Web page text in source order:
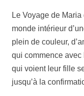
Le Voyage de
monde intérieur
plein de couleur,
qui commence
qui voient leur fille
jusqu’à la